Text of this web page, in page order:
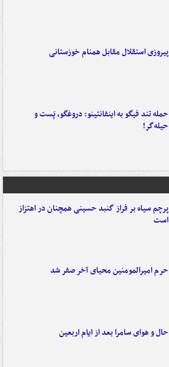
پیروزی استقلال مقابل همنام خوزستانی
حمله تند فیگو به اینفانتینو: دروغگو، پَست‌ و
حیله‌گر!
پرچم سیاه بر فراز گنبد حسینی همچنان در اهتزاز
است
حرم امیرالمومنین محیای آخر صفر شد
حال و هوای سامرا بعد از ایام اربعین